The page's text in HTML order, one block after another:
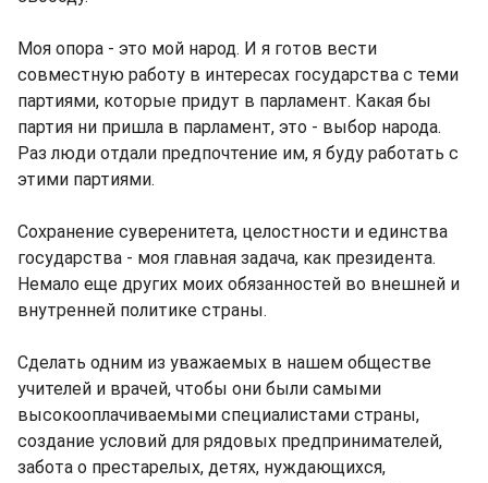
Моя опора - это мой народ. И я готов вести
совместную работу в интересах государства с теми
партиями, которые придут в парламент. Какая бы
партия ни пришла в парламент, это - выбор народа.
Раз люди отдали предпочтение им, я буду работать с
этими партиями.
Сохранение суверенитета, целостности и единства
государства - моя главная задача, как президента.
Немало еще других моих обязанностей во внешней и
внутренней политике страны.
Сделать одним из уважаемых в нашем обществе
учителей и врачей, чтобы они были самыми
высокооплачиваемыми специалистами страны,
создание условий для рядовых предпринимателей,
забота о престарелых, детях, нуждающихся,